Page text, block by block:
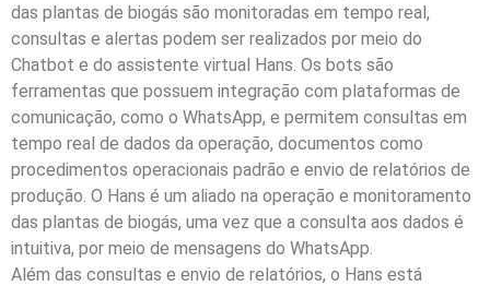
das plantas de biogás são monitoradas em tempo real,
consultas e alertas podem ser realizados por meio do
Chatbot e do assistente virtual Hans. Os bots são
ferramentas que possuem integração com plataformas de
comunicação, como o WhatsApp, e permitem consultas em
tempo real de dados da operação, documentos como
procedimentos operacionais padrão e envio de relatórios de
produção. O Hans é um aliado na operação e monitoramento
das plantas de biogás, uma vez que a consulta aos dados é
intuitiva, por meio de mensagens do WhatsApp.
Além das consultas e envio de relatórios, o Hans está